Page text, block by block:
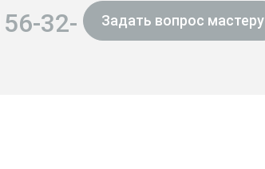
32-
Задать вопрос мастеру